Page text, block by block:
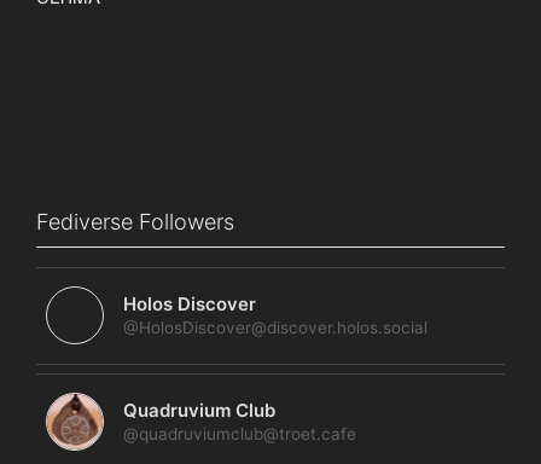
Fediverse Followers
Holos Discover
@HolosDiscover@discover.holos.social
Quadruvium Club
@quadruviumclub@troet.cafe